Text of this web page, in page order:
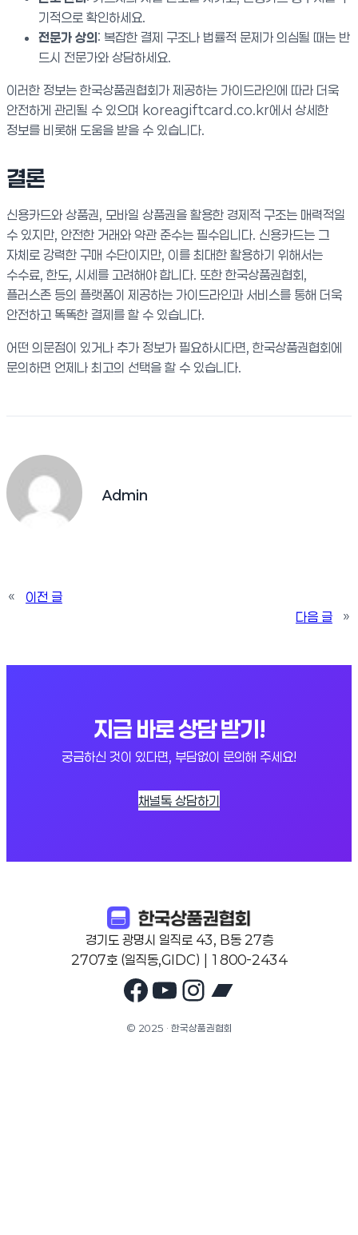
기적으로 확인하세요.
전문가 상의: 복잡한 결제 구조나 법률적 문제가 의심될 때는 반
드시 전문가와 상담하세요.
이러한 정보는 한국상품권협회가 제공하는 가이드라인에 따라 더욱
안전하게 관리될 수 있으며 koreagiftcard.co.kr에서 상세한
정보를 비롯해 도움을 받을 수 있습니다.
결론
신용카드와 상품권, 모바일 상품권을 활용한 경제적 구조는 매력적일
수 있지만, 안전한 거래와 약관 준수는 필수입니다. 신용카드는 그
자체로 강력한 구매 수단이지만, 이를 최대한 활용하기 위해서는
수수료, 한도, 시세를 고려해야 합니다. 또한 한국상품권협회,
플러스존 등의 플랫폼이 제공하는 가이드라인과 서비스를 통해 더욱
안전하고 똑똑한 결제를 할 수 있습니다.
어떤 의문점이 있거나 추가 정보가 필요하시다면, 한국상품권협회에
문의하면 언제나 최고의 선택을 할 수 있습니다.
Admin
«
이전 글
다음 글
»
지금 바로 상담 받기!
궁금하신 것이 있다면, 부담없이 문의해 주세요!
채널톡 상담하기
경기도 광명시 일직로 43, B동 27층
2707호 (일직동,GIDC) | 1800-2434
Facebook
YouTube
Instagram
© 2025 · 한국상품권협회